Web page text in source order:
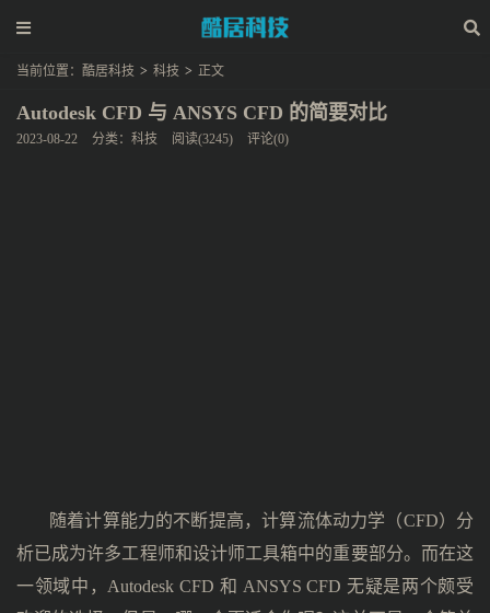
当前位置： 酷居科技 > 科技 > 正文
Autodesk CFD 与 ANSYS CFD 的简要对比
2023-08-22 分类： 科技 阅读(3245) 评论(0)
随着计算能力的不断提高，计算流体动力学（CFD）分
析已成为许多工程师和设计师工具箱中的重要部分。而在这
一领域中，Autodesk CFD 和 ANSYS CFD 无疑是两个颇受